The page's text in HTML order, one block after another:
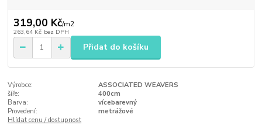
319,00 Kč/m2
263,64 Kč bez DPH
Přidat do košíku
Výrobce:
ASSOCIATED WEAVERS
šíře:
400cm
Barva:
vícebarevný
Provedení:
metrážové
Hlídat cenu / dostupnost